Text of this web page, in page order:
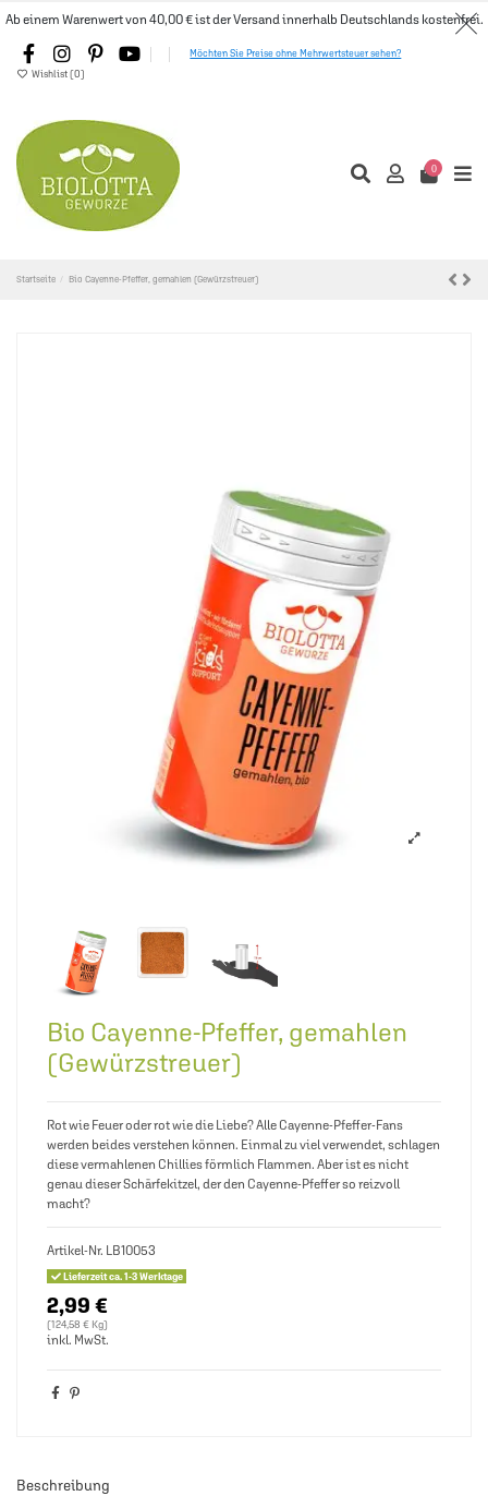
Ab einem Warenwert von 40,00 € ist der Versand innerhalb Deutschlands kostenfrei.
Möchten Sie Preise ohne Mehrwertsteuer sehen?
Wishlist (0)
0
Startseite Bio Cayenne-Pfeffer, gemahlen (Gewürzstreuer)
Bio Cayenne-Pfeffer, gemahlen
(Gewürzstreuer)
Rot wie Feuer oder rot wie die Liebe? Alle Cayenne-Pfeffer-Fans
werden beides verstehen können. Einmal zu viel verwendet, schlagen
diese vermahlenen Chillies förmlich Flammen. Aber ist es nicht
genau dieser Schärfekitzel, der den Cayenne-Pfeffer so reizvoll
macht?
Artikel-Nr. LB10053
Lieferzeit ca. 1-3 Werktage
2,99 €
(124,58 € Kg)
inkl. MwSt.
Beschreibung